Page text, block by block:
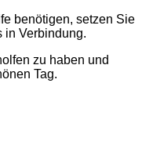
benötigen, setzen Sie
in Verbindung.
zu haben und
Tag.